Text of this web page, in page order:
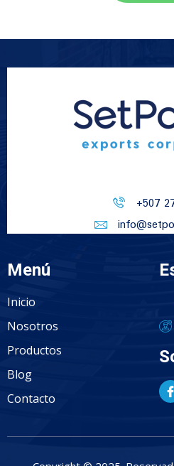
+507
Menú
Inicio
Nosotros
Productos
Blog
Contacto